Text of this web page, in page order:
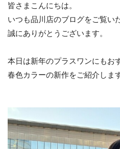
皆さまこんにちは。
いつも品川店のブログをご覧い
誠にありがとうございます。
本日は新年のプラスワンにもお
春色カラーの新作をご紹介しま